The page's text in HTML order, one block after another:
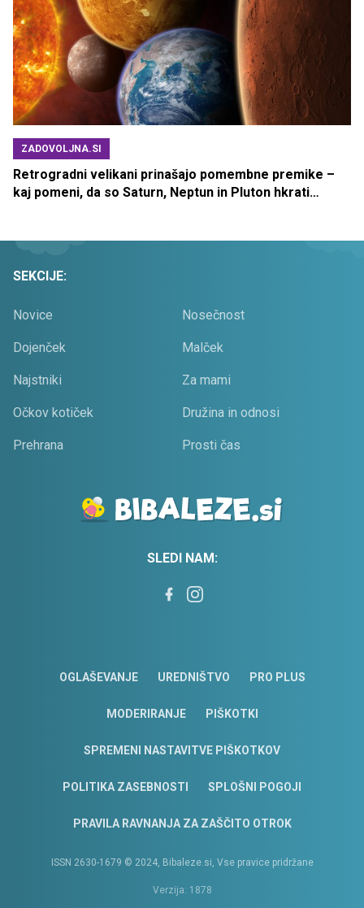
ZADOVOLJNA.SI
Retrogradni velikani prinašajo pomembne premike –
kaj pomeni, da so Saturn, Neptun in Pluton hkrati
SEKCIJE:
Novice Nosečnost
Dojenček Malček
Najstniki Za mami
Očkov kotiček Družina in odnosi
Prehrana Prosti čas
SLEDI NAM:
OGLAŠEVANJE UREDNIŠTVO PRO PLUS
MODERIRANJE PIŠKOTKI
SPREMENI NASTAVITVE PIŠKOTKOV
POLITIKA ZASEBNOSTI SPLOŠNI POGOJI
PRAVILA RAVNANJA ZA ZAŠČITO OTROK
ISSN 2630-1679 © 2024, Bibaleze.si, Vse pravice pridržane
Verzija: 1878